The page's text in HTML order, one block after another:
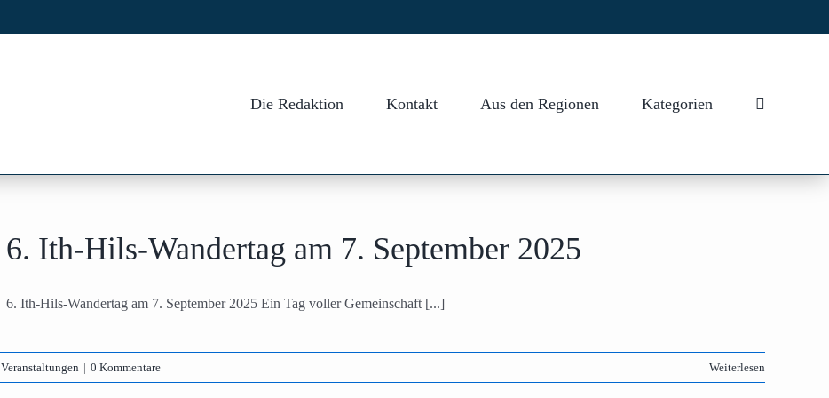
Die Redaktion Kontakt Aus den Regionen Kategorien
6. Ith-Hils-Wandertag am 7. September 2025
6. Ith-Hils-Wandertag am 7. September 2025 Ein Tag voller Gemeinschaft [...]
Veranstaltungen | 0 Kommentare Weiterlesen